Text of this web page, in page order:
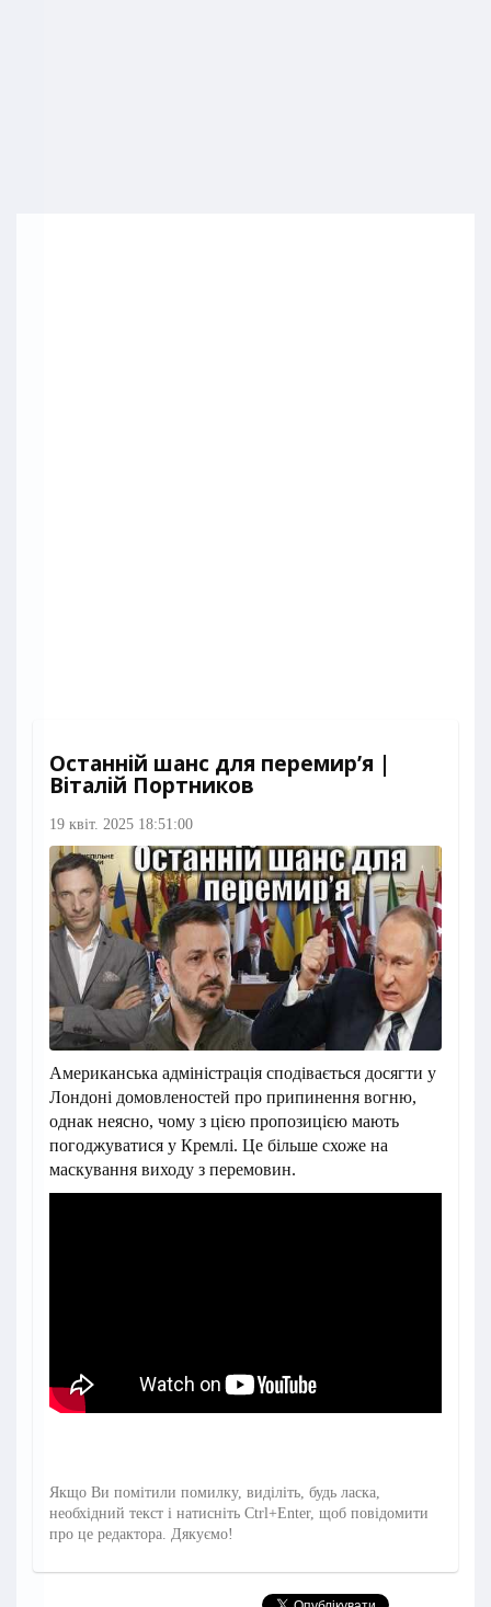
Останній шанс для перемир’я |
Віталій Портников
19 квіт. 2025 18:51:00
Американська адміністрація сподівається досягти у
Лондоні домовленостей про припинення вогню,
однак неясно, чому з цією пропозицією мають
погоджуватися у Кремлі. Це більше схоже на
маскування виходу з перемовин.
Якщо Ви помітили помилку, виділіть, будь ласка,
необхідний текст і натисніть Ctrl+Enter, щоб повідомити
про це редактора. Дякуємо!